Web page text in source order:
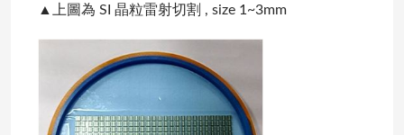
▲上圖為 SI 晶粒雷射切割 , size 1~3mm